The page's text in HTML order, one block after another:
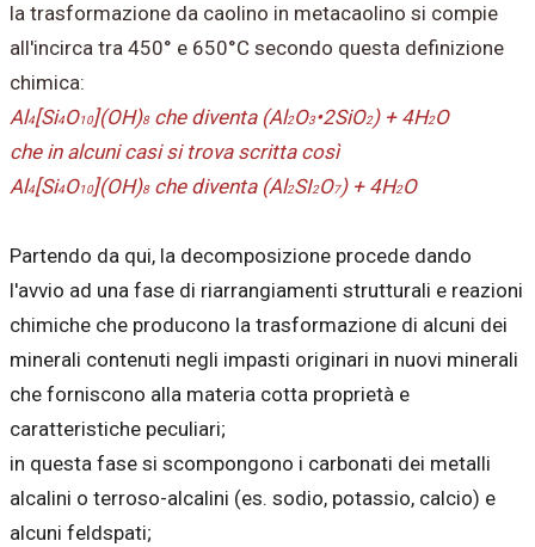
la trasformazione da caolino in metacaolino si compie
all'incirca tra 450° e 650°C secondo questa definizione
chimica:
Al4[Si4O10](OH)8che diventa (Al2O3•2SiO2) + 4H2O
che in alcuni casi si trova scritta così
Al4[Si4O10](OH)8che diventa (Al2SI2O7) + 4H2O
Partendo da qui, la decomposizione procede dando
l'avvio ad una fase di riarrangiamenti strutturali e reazioni
chimiche che producono la trasformazione di alcuni dei
minerali contenuti negli impasti originari in nuovi minerali
che forniscono alla materia cotta proprietà e
caratteristiche peculiari;
in questa fase si scompongono i carbonati dei metalli
alcalini o terroso-alcalini (es. sodio, potassio, calcio) e
alcuni feldspati;